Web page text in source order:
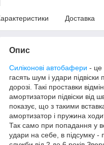
Доставка
Опис
Силіконові автобафери - це
гасять шум і удари
дорозі. Такі проставки
амортизатори підвіски від
показує, що з такими
амортизатор і пружина
Так само при попадання у
удари на себе, в підсумку